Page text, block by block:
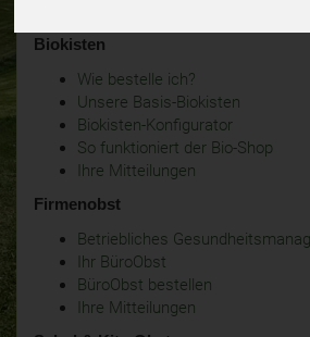
Biokisten
Wie bestelle ich?
Unsere Basis-Biokisten
Biokisten-Konfigurator
So funktioniert der Bio-Shop
Ihre Mitteilungen
Firmenobst
Betriebliches
Ihr BüroObst
BüroObst bestellen
Ihre Mitteilungen